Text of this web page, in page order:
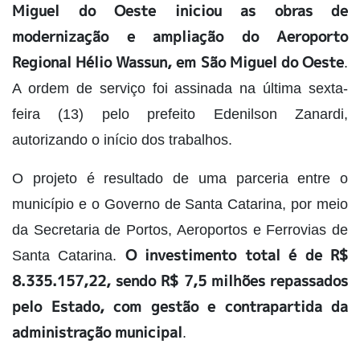
Miguel do Oeste iniciou as obras de
modernização e ampliação do Aeroporto
Regional Hélio Wassun, em São Miguel do Oeste.
A ordem de serviço foi assinada na última sexta-
feira (13) pelo prefeito Edenilson Zanardi,
autorizando o início dos trabalhos.
O projeto é resultado de uma parceria entre o
município e o Governo de Santa Catarina, por meio
da Secretaria de Portos, Aeroportos e Ferrovias de
Santa Catarina. O investimento total é de R$
8.335.157,22, sendo R$ 7,5 milhões repassados
pelo Estado, com gestão e contrapartida da
administração municipal.